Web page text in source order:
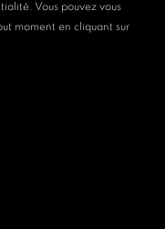
Vous pouvez vous
moment en cliquant sur